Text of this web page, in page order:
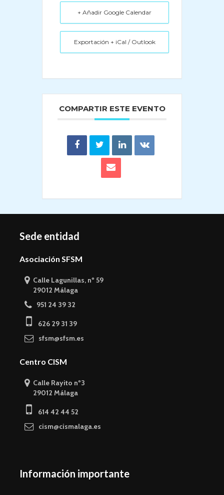
+ Añadir Google Calendar
Exportación + iCal / Outlook
COMPARTIR ESTE EVENTO
Sede entidad
Asociación SFSM
Calle Lagunillas, nº 59
29012 Málaga
951 24 39 32
626 29 31 39
sfsm@sfsm.es
Centro CISM
Calle Rayito nº3
29012 Málaga
614 42 44 52
cism@cismalaga.es
Información importante